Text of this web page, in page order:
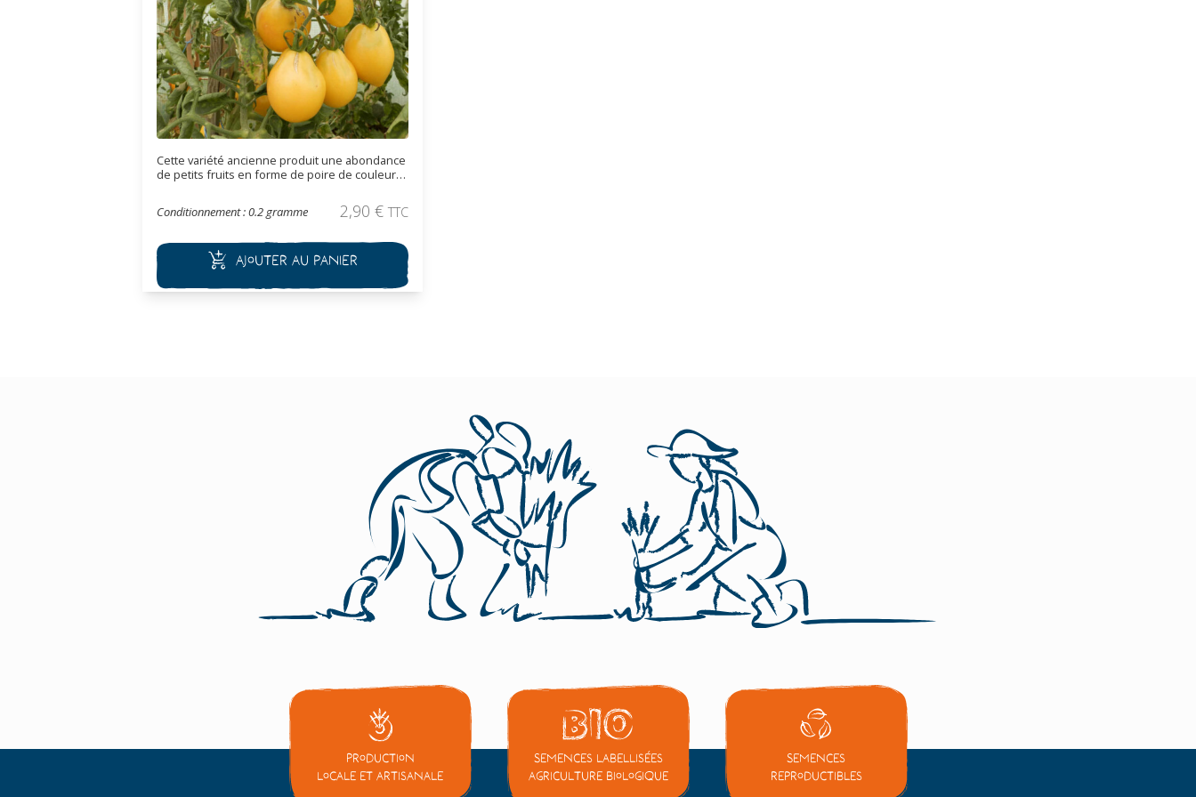
Cette variété ancienne produit une abondance
de petits fruits en forme de poire de couleur
productive, elle est utilisée à l’apéritif.
Conditionnement : 0.2 gramme 2,90 € TTC
Ajouter au panier
Production
locale et artisanale
Semences labellisées
Agriculture Biologique
Semences
reproductibles